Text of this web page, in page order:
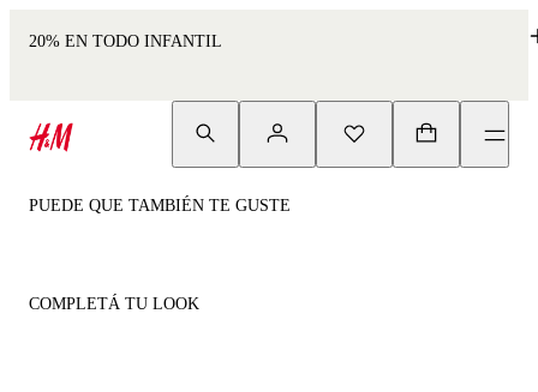
20% EN TODO INFANTIL
PUEDE QUE TAMBIÉN TE GUSTE
COMPLETÁ TU LOOK